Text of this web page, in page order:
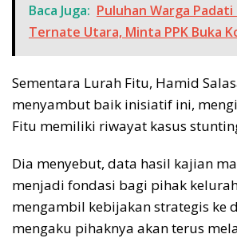
Baca Juga: Puluhan Warga
Ternate Utara, Minta PPK Buka
Sementara Lurah Fitu, Hamid
menyambut baik inisiatif ini,
Fitu memiliki riwayat kasus
Dia menyebut, data hasil kajian
menjadi fondasi bagi pihak
mengambil kebijakan strategis ke
mengaku pihaknya akan terus